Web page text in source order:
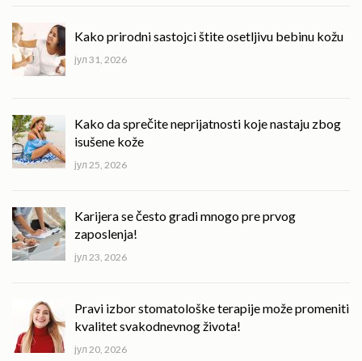
Kako prirodni sastojci štite osetljivu bebinu kožu
јул 31, 2026
Kako da sprečite neprijatnosti koje nastaju zbog
isušene kože
јул 25, 2026
Karijera se često gradi mnogo pre prvog
zaposlenja!
јул 23, 2026
Pravi izbor stomatološke terapije može promeniti
kvalitet svakodnevnog života!
јул 20, 2026